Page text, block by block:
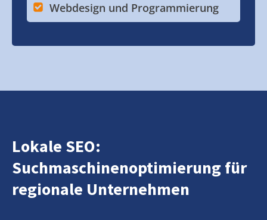
Webdesign und Programmierung
Lokale SEO:
Suchmaschinenoptimierung für
regionale Unternehmen